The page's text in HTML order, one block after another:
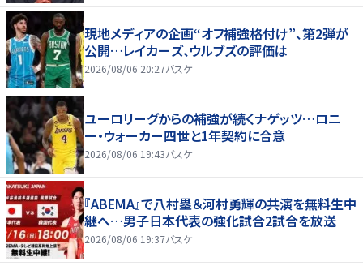
現地メディアの企画“オフ補強格付け”、第2弾が
公開…レイカーズ、ウルブズの評価は
2026/08/06 20:27バスケ
ユーロリーグからの補強が続くナゲッツ…ロニ
ー・ウォーカー四世と1年契約に合意
2026/08/06 19:43バスケ
『ABEMA』で八村塁＆河村勇輝の共演を無料生中
継へ…男子日本代表の強化試合2試合を放送
2026/08/06 19:37バスケ